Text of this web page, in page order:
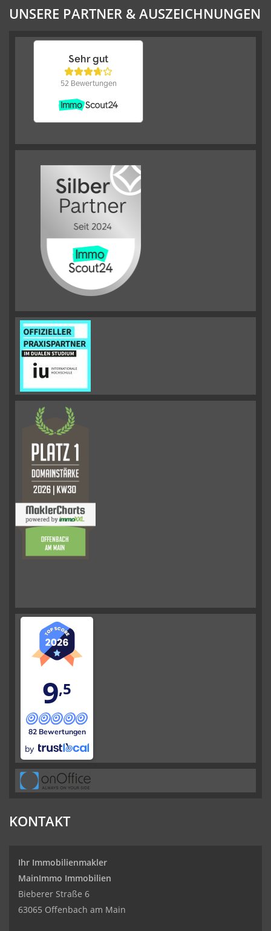
UNSERE PARTNER & AUSZEICHNUNGEN
9,5
82 Bewertungen
by
KONTAKT
Ihr Immobilienmakler
MainImmo Immobilien
Bieberer Straße 6
63065 Offenbach am Main